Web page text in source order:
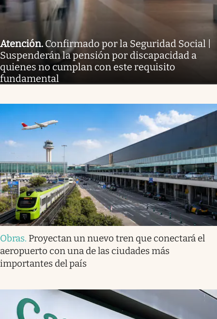
Atención. Confirmado por la Seguridad Social |
Suspenderán la pensión por discapacidad a
quienes no cumplan con este requisito
fundamental
Obras. Proyectan un nuevo tren que conectará el
aeropuerto con una de las ciudades más
importantes del país